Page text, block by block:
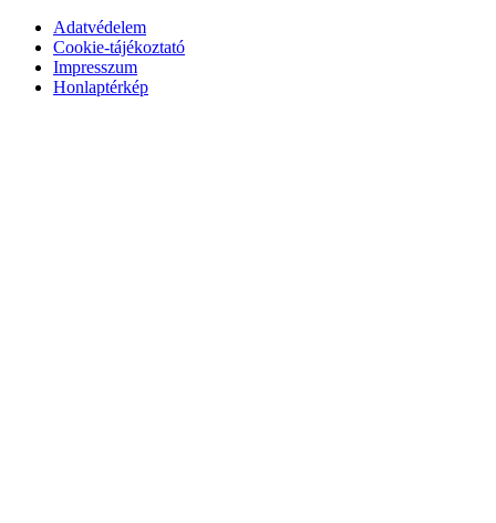
Adatvédelem
Cookie-tájékoztató
Impresszum
Honlaptérkép